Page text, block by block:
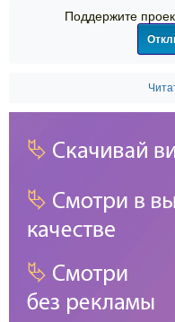
Поддержите